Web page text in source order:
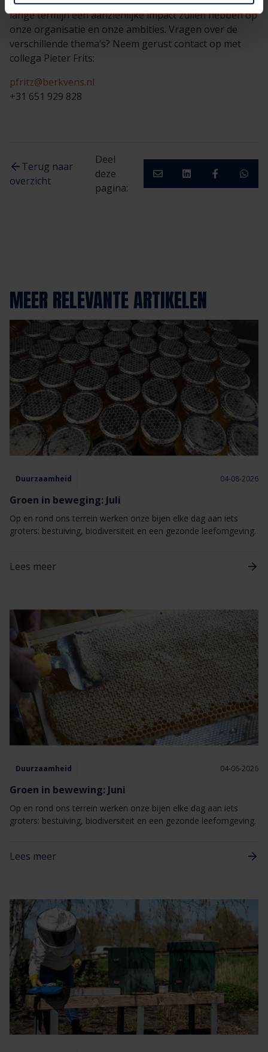
lange termijn een aanzienlijke impact zullen hebben op
onze organisatie en onze ambities. Vragen over de
verschillende thema’s? Neem gerust contact op met
collega Pieter Frits:
pfritz@berkvens.nl
+31 651 929 828
Terug naar
overzicht
Deel
deze
pagina:
MEER RELEVANTE ARTIKELEN
Duurzaamheid 04-08-2026
Groen in beweging: Juli
Op en rond ons terrein werken onze bijen elke dag aan iets
groters: bestuiving, biodiversiteit en een gezonde leefomgeving.
Lees meer
Duurzaamheid 04-06-2026
Groen in bewewing: Juni
Op en rond ons terrein werken onze bijen elke dag aan iets
groters: bestuiving, biodiversiteit en een gezonde leefomgeving.
Lees meer